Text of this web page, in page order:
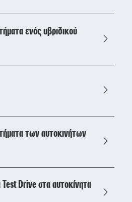
ενός υβριδικού
των αυτοκινήτων
Drive στα αυτοκίνητα